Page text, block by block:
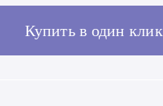
Купить в один клик